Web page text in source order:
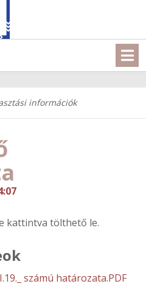
információk
kattintva tölthető le.
számú határozata.PDF